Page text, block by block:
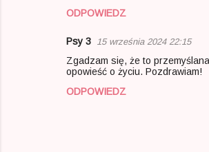
ODPOWIEDZ
Psy 3 15 września 2024 22:15
Zgadzam się, że to
opowieść o życiu. Pozdrawiam!
ODPOWIEDZ